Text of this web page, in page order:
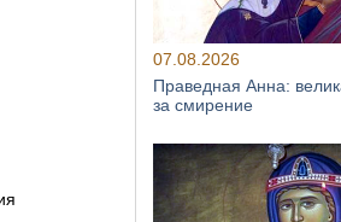
07.08.2026
Праведная Анна:
за смирение